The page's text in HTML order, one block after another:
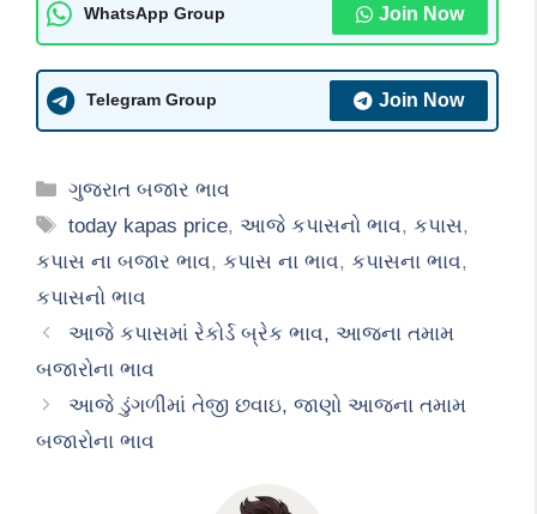
WhatsApp Group Join Now
Telegram Group Join Now
Categories
ગુજરાત બજાર ભાવ
Tags
today kapas price,આજે કપાસનો ભાવ,કપાસ,
કપાસ ના બજાર ભાવ, કપાસ ના ભાવ, કપાસના ભાવ,
કપાસનો ભાવ
આજે કપાસમાં રેકોર્ડ બ્રેક ભાવ, આજના તમામ
બજારોના ભાવ
આજે ડુંગળીમાં તેજી છવાઇ, જાણો આજના તમામ
બજારોના ભાવ